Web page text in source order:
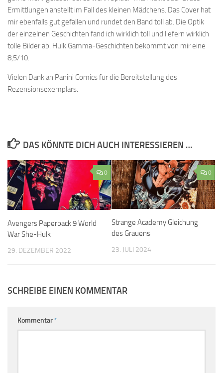
Ermittlungen anstellt im Fall des kleinen Mädchens. Das Cover hat
mir ebenfalls gut gefallen und rundet den Band toll ab. Die Optik
der einzelnen Geschichten fand ich wirklich toll und liefern wirklich
tolle Bilder ab. Hulk Gamma-Geschichten bekommt von mir eine
8,5/10.
Vielen Dank an Panini Comics für die Bereitstellung des
Rezensionsexemplars.
DAS KÖNNTE DICH AUCH INTERESSIEREN …
0
Avengers Paperback 9 World
War She-Hulk
29. DEZEMBER 2022
0
Strange Academy Gleichung
des Grauens
23. JULI 2024
SCHREIBE EINEN KOMMENTAR
Kommentar*